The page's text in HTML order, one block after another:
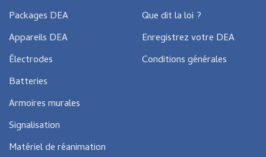
Packages DEA
Appareils DEA
Électrodes
Batteries
Armoires murales
Signalisation
Matériel de réanimation
Que dit la loi ?
Enregistrez votre DEA
Conditions générales